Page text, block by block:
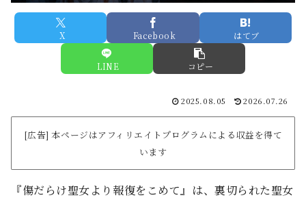
X Facebook はてブ
LINE コピー
2025.08.05 2026.07.26
[広告] 本ページはアフィリエイトプログラムによる収益を得て
います
『傷だらけ聖女より報復をこめて』は、裏切られた聖女